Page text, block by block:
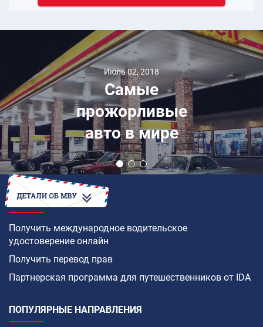
Июль 02, 2018
Самые
прожорливые
авто в мире
КАК
Получить международное водительское
удостоверение онлайн
Получить перевод прав
Партнерская программа для путешественников от IDA
ПОПУЛЯРНЫЕ НАПРАВЛЕНИЯ